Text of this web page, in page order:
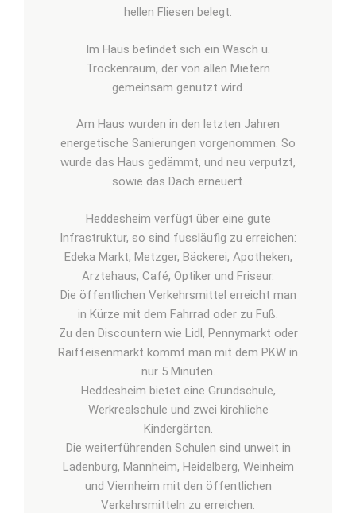
hellen Fliesen belegt.
Im Haus befindet sich ein Wasch­ u.
Trockenraum, der von allen Mietern
gemeinsam genutzt wird.
Am Haus wurden in den letzten Jahren
energetische Sanierungen vorgenommen. So
wurde das Haus gedämmt, und neu verputzt,
sowie das Dach erneuert.
Heddesheim verfügt über eine gute
Infrastruktur, so sind fussläufig zu erreichen:
Edeka Markt, Metzger, Bäckerei, Apotheken,
Ärztehaus, Café, Optiker und Friseur.
Die öffentlichen Verkehrsmittel erreicht man
in Kürze mit dem Fahrrad oder zu Fuß.
Zu den Discountern wie Lidl, Pennymarkt oder
Raiffeisenmarkt kommt man mit dem PKW in
nur 5 Minuten.
Heddesheim bietet eine Grundschule,
Werkrealschule und zwei kirchliche
Kindergärten.
Die weiterführenden Schulen sind unweit in
Ladenburg, Mannheim, Heidelberg, Weinheim
und Viernheim mit den öffentlichen
Verkehrsmitteln zu erreichen.